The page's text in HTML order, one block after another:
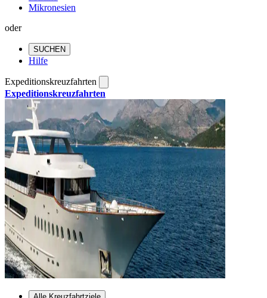
Mikronesien
oder
SUCHEN
Hilfe
Expeditionskreuzfahrten
Expeditionskreuzfahrten